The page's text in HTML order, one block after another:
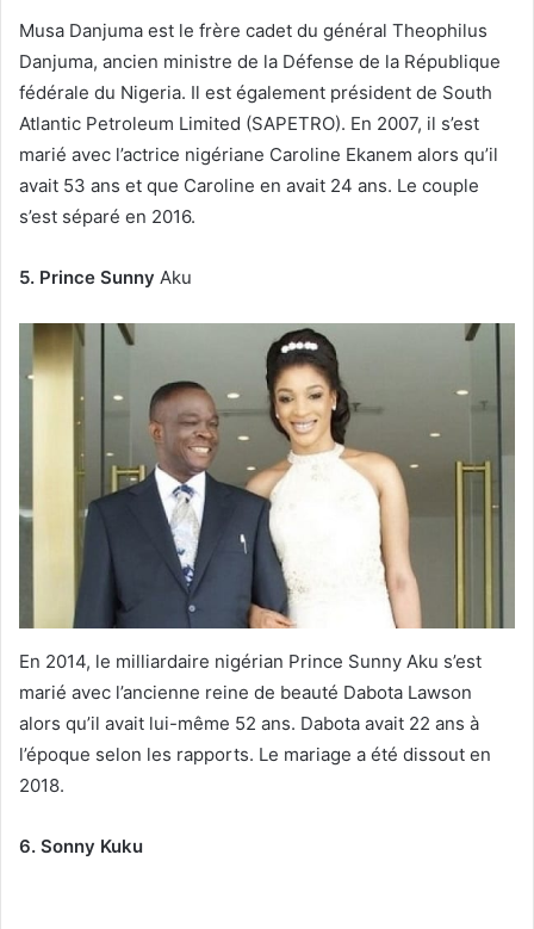
Musa Danjuma est le frère cadet du général Theophilus
Danjuma, ancien ministre de la Défense de la République
fédérale du Nigeria. Il est également président de South
Atlantic Petroleum Limited (SAPETRO). En 2007, il s’est
marié avec l’actrice nigériane Caroline Ekanem alors qu’il
avait 53 ans et que Caroline en avait 24 ans. Le couple
s’est séparé en 2016.
5. Prince Sunny Aku
En 2014, le milliardaire nigérian Prince Sunny Aku s’est
marié avec l’ancienne reine de beauté Dabota Lawson
alors qu’il avait lui-même 52 ans. Dabota avait 22 ans à
l’époque selon les rapports. Le mariage a été dissout en
2018.
6. Sonny Kuku